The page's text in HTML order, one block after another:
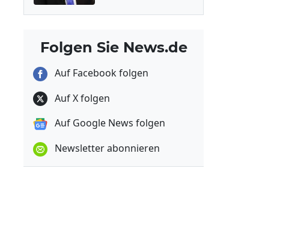
Folgen Sie News.de
Auf Facebook folgen
Auf X folgen
Auf Google News folgen
Newsletter abonnieren